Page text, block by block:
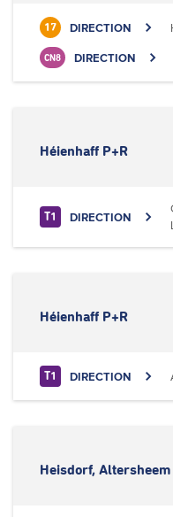
17 DIRECTION
CN8 DIRECTION
Héienhaff P+R
T1 DIRECTION
Héienhaff P+R
T1 DIRECTION
Heisdorf, Altersheem